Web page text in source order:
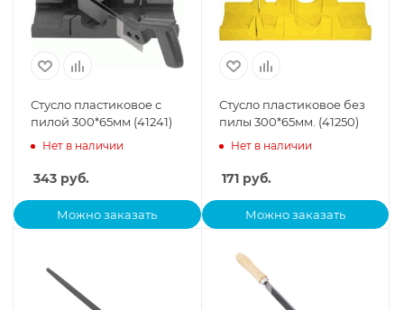
Стусло пластиковое с
пилой 300*65мм (41241)
Нет в наличии
343 руб.
Можно заказать
Стусло пластиковое без
пилы 300*65мм. (41250)
Нет в наличии
171руб.
Можно заказать